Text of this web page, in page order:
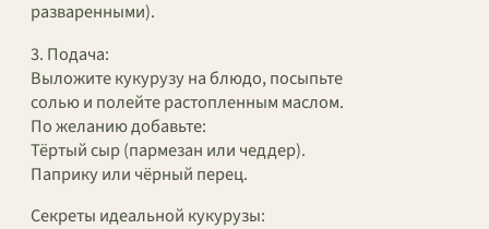
разваренными).
3. Подача:
Выложите кукурузу на блюдо, посыпьте
солью и полейте растопленным маслом.
По желанию добавьте:
Тёртый сыр (пармезан или чеддер).
Паприку или чёрный перец.
Секреты идеальной кукурузы: